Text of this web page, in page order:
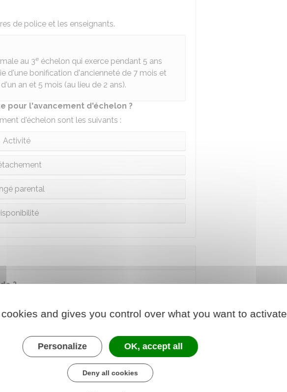
de police et les enseignants.
au 3e échelon qui exerce pendant 5 ans
d'une bonification d'ancienneté de 7 mois et
an et 5 mois (au lieu de 2 ans).
pour l'avancement d'échelon ?
d'échelon sont les suivants :
Activité
parental
?
à un grade supérieur à l'intérieur d'un
et à une rémunération plus élevée.
bénéficier de l'avancement de grade ?
mode(s) d'avancement de grade : au choix ou
à remplir pour pouvoir prétendre à un
and gives you control over what you want to activate
Personalize OK, accept all
Deny all cookies